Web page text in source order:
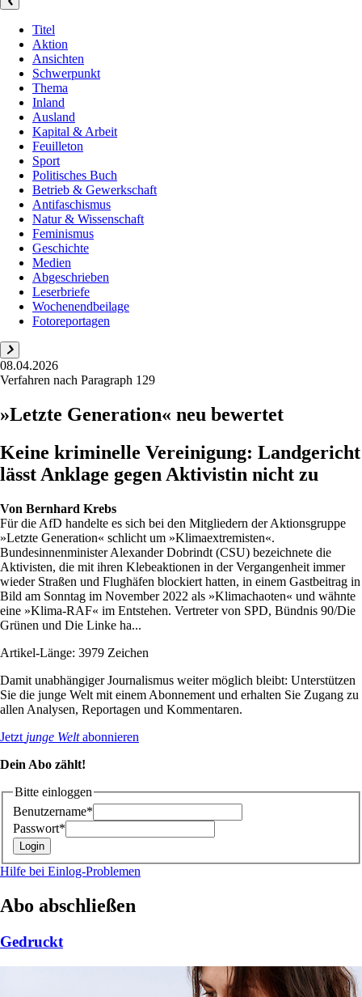
Titel
Aktion
Ansichten
Schwerpunkt
Thema
Inland
Ausland
Kapital & Arbeit
Feuilleton
Sport
Politisches Buch
Betrieb & Gewerkschaft
Antifaschismus
Natur & Wissenschaft
Feminismus
Geschichte
Medien
Abgeschrieben
Leserbriefe
Wochenendbeilage
Fotoreportagen
08.04.2026
Verfahren nach Paragraph 129
»Letzte Generation« neu bewertet
Keine kriminelle Vereinigung: Landgericht
lässt Anklage gegen Aktivistin nicht zu
Von Bernhard Krebs
Für die AfD handelte es sich bei den Mitgliedern der Aktionsgruppe
»Letzte Generation« schlicht um »Klimaextremisten«.
Bundesinnenminister Alexander Dobrindt (CSU) bezeichnete die
Aktivisten, die mit ihren Klebeaktionen in der Vergangenheit immer
wieder Straßen und Flughäfen blockiert hatten, in einem Gastbeitrag in
Bild am Sonntag im November 2022 als »Klimachaoten« und wähnte
eine »Klima-RAF« im Entstehen. Vertreter von SPD, Bündnis 90/Die
Grünen und Die Linke ha...
Artikel-Länge: 3979 Zeichen
Damit unabhängiger Journalismus weiter möglich bleibt: Unterstützen
Sie die junge Welt mit einem Abonnement und erhalten Sie Zugang zu
allen Analysen, Reportagen und Kommentaren.
Jetzt junge Weltabonnieren
Dein Abo zählt!
Bitte einloggen
Benutzername*
Passwort*
Hilfe bei Einlog-Problemen
Abo abschließen
Gedruckt